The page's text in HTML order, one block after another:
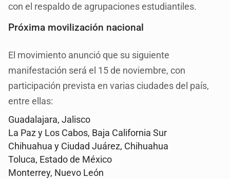
con el respaldo de agrupaciones estudiantiles.
Próxima movilización nacional
El movimiento anunció que su siguiente
manifestación será el 15 de noviembre, con
participación prevista en varias ciudades del país,
entre ellas:
Guadalajara, Jalisco
La Paz y Los Cabos, Baja California Sur
Chihuahua y Ciudad Juárez, Chihuahua
Toluca, Estado de México
Monterrey, Nuevo León